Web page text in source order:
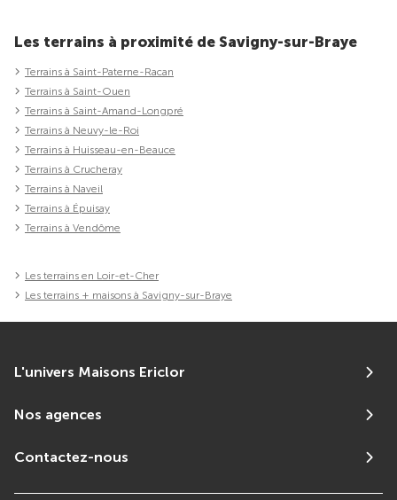
Les terrains à proximité de Savigny-sur-Braye
Terrains à Saint-Paterne-Racan
Terrains à Saint-Ouen
Terrains à Saint-Amand-Longpré
Terrains à Neuvy-le-Roi
Terrains à Huisseau-en-Beauce
Terrains à Crucheray
Terrains à Naveil
Terrains à Épuisay
Terrains à Vendôme
Les terrains en Loir-et-Cher
Les terrains + maisons à Savigny-sur-Braye
L'univers Maisons Ericlor
Nos agences
Contactez-nous